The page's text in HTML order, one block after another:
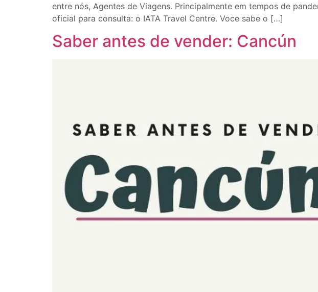
entre nós, Agentes de Viagens. Principalmente em tempos de
oficial para consulta: o IATA Travel Centre. Voce sabe o […]
Saber antes de vender: Cancún